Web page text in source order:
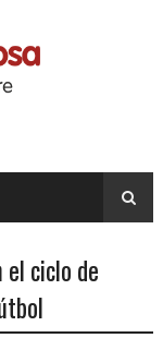
el ciclo de